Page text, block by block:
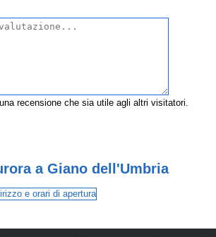
recensione che sia utile agli altri visitatori.
a Giano dell'Umbria